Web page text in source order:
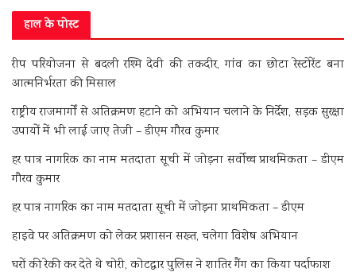
हाल के पोस्ट
रीप परियोजना से बदली रश्मि देवी की तकदीर, गांव का छोटा रेस्टोरेंट बना
आत्मनिर्भरता की मिसाल
राष्ट्रीय राजमार्गों से अतिक्रमण हटाने को अभियान चलाने के निर्देश, सड़क सुरक्षा
उपायों में भी लाई जाए तेजी – डीएम गौरव कुमार
हर पात्र नागरिक का नाम मतदाता सूची में जोड़ना सर्वोच्च प्राथमिकता – डीएम
गौरव कुमार
हर पात्र नागरिक का नाम मतदाता सूची में जोड़ना प्राथमिकता – डीएम
हाइवे पर अतिक्रमण को लेकर प्रशासन सख्त, चलेगा विशेष अभियान
घरों की रेकी कर देते थे चोरी, कोटद्वार पुलिस ने शातिर गैंग का किया पर्दाफाश